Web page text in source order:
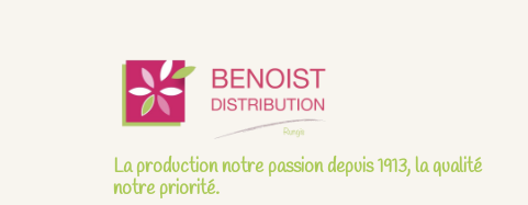
La production notre passion depuis 1913, la qualité
notre priorité.